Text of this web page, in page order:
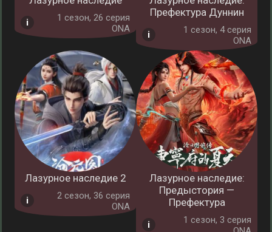
1 cезон, 26 серия
ONA
Префектура Дуннин
1 cезон, 4 серия
ONA
Лазурное наследие 2
2 cезон, 36 серия
ONA
Лазурное наследие:
Предыстория —
Префектура
1 cезон, 3 серия